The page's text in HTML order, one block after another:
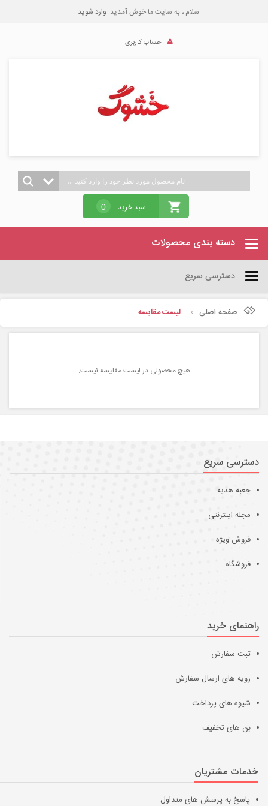
سلام ، به سایت ما خوش آمدید. وارد شوید
حساب کاربری
سبد خرید 0
دسته بندی محصولاتCategories
دسترسی سریع
Categories
صفحه اصلی لیست مقایسه
هیچ محصولی در لیست مقایسه نیست.
دسترسی سریع
جعبه هدیه
مجله اینترنتی
فروش ویژه
فروشگاه
راهنمای خرید
ثبت سفارش
رویه های ارسال سفارش
شیوه های پرداخت
بن های تخفیف
خدمات مشتریان
پاسخ به پرسش های متداول